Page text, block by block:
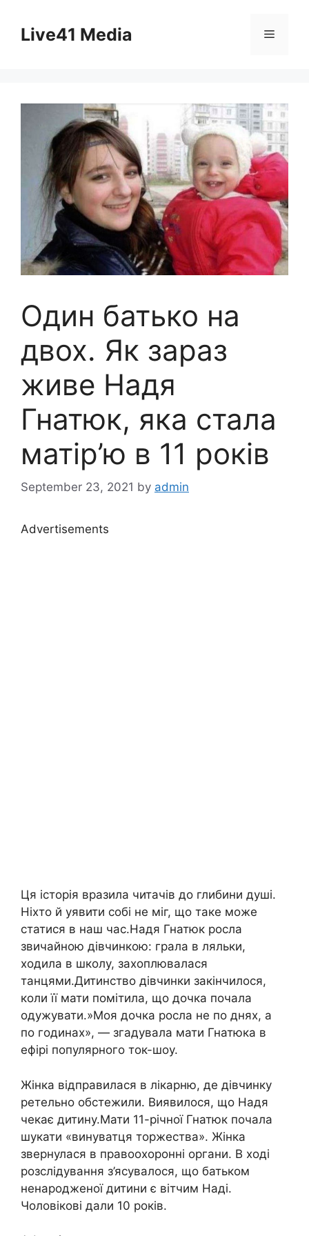
contentLive41 Media Menu
Один батько на
двох. Як зараз
живе Надя
Гнатюк, яка стала
матір’ю в 11 років
September 23, 2021 by admin
Advertisements
Ця історія вразила читачів до глибини душі.
Ніхто й уявити собі не міг, що таке може
статися в наш час.Надя Гнатюк росла
звичайною дівчинкою: грала в ляльки,
ходила в школу, захоплювалася
танцями.Дитинство дівчинки закінчилося,
коли її мати помітила, що дочка почала
одужувати.»Моя дочка росла не по днях, а
по годинах», — згадувала мати Гнатюка в
ефірі популярного ток-шоу.
Жінка відправилася в лікарню, де дівчинку
ретельно обстежили. Виявилося, що Надя
чекає дитину.Мати 11-річної Гнатюк почала
шукати «винуватця торжества». Жінка
звернулася в правоохоронні органи. В ході
розслідування з’ясувалося, що батьком
ненародженої дитини є вітчим Наді.
Чоловікові дали 10 років.